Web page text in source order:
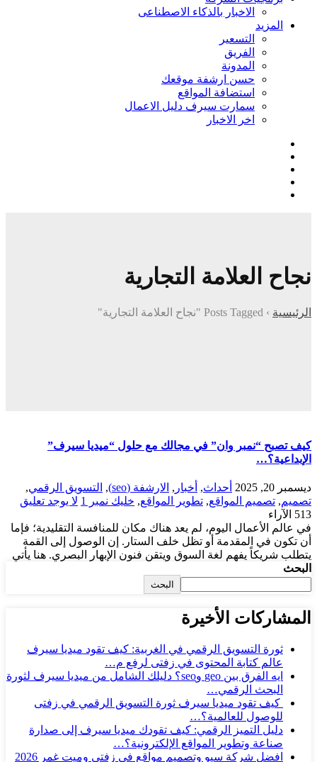
الاخبار بالذكاء الاصطناعى
المزيد
التسعير
الفريق
المدونة
حسن ارشفة موقعك
استضافة المواقع
سمارت سيرف دليل الاعمال
اخر الاخبار
نجاح العلامة التجارية
الرئيسية › Posts Tagged "نجاح العلامة التجارية"
كيف تصبح “نمبر وان” في مجالك مع حلول “ميديا سيرف”
الإبداعية؟…
ديسمبر 20, 2025 أحداث, أخبار , الارشفة (seo) , التسويق الرقمي,
تصميم, تصميم المواقع, تطوير المواقع, خليك نمبر 1
لا يوجد تعليق
513 الآراء
في عالم الأعمال اليوم، لم يعد هناك مكان للمنافسة التقليدية؛ فإما
أن تكون في المقدمة أو تظل خلف الستار. إن الوصول إلى القمة
يتطلب شريكاً يفهم لغة السوق ويتقن فنون الإبهار البصري. هنا يأتي
البحث
البحث
المشاركات الأخيرة
ثورة التسويق الرقمي في الغربية: كيف تقود ميديا سيرف
عالم كتابة المحتوى في زفتى لرفع م…
ايه الفرق بين geo وseo؟ دليلك الشامل من ميديا سيرف لثورة
البحث الرقمي…
كيف تقود ميديا سيرف ثورة التسويق الرقمي في زفتى
للوصول للعالمية؟…
دليل التميز الرقمي: كيف تقودك ميديا سيرف إلى صدارة
صناعة وتطوير المواقع الإلكترونية؟…
افضل شركة سيو وتصميم مواقع فى زفتى وميت غمر 2026